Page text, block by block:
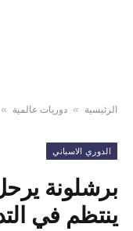
الرئيسية » دوريات عالمية »
الدوري الاسباني
برشلونة
ينتظم في